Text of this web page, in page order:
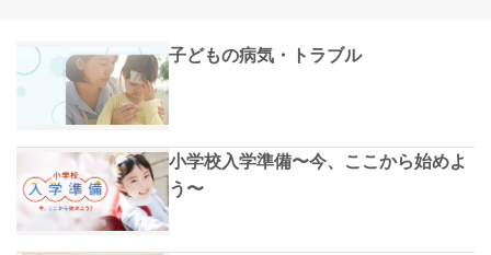
子どもの病気・トラブル
小学校入学準備〜今、ここから始めよ
う〜